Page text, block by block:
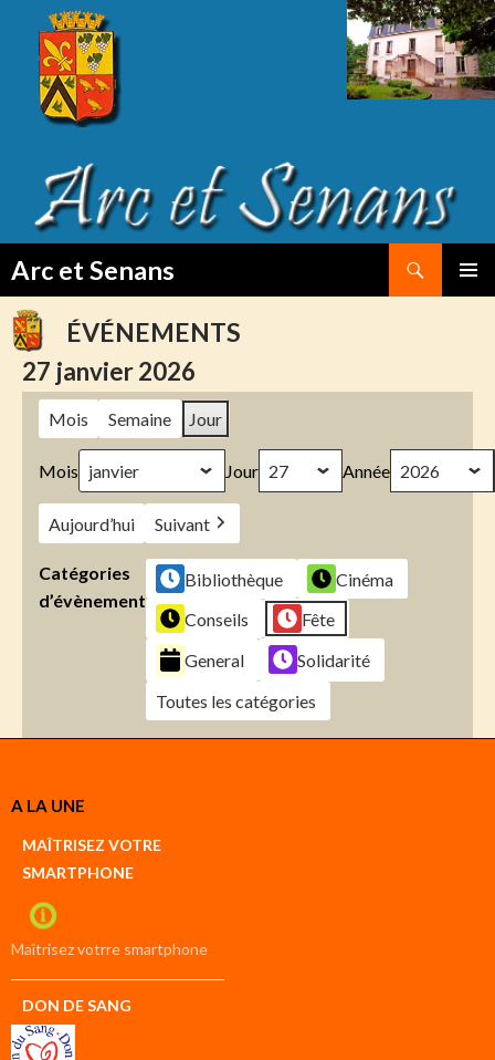
Arc et Senans
TO
CONTENTÉVÉNEMENTS
27 janvier 2026
Mois Semaine Jour
Mois Jour Année
Aujourd’hui Suivant
Catégories
d’évènement
Bibliothèque
Cinéma
Conseils
Fête
General
Solidarité
Toutes les catégories
Créer
compte
compte
A LA UNE
MAÎTRISEZ VOTRE
SMARTPHONE
Maîtrisez votrre smartphone
DON DE SANG